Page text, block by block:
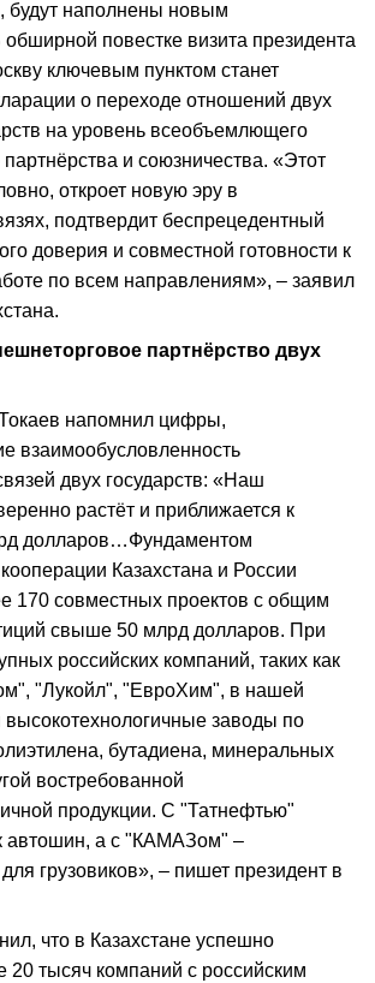
будут наполнены новым
повестке визита президента
ключевым пунктом станет
о переходе отношений двух
на уровень всеобъемлющего
партнёрства и союзничества. «Этот
откроет новую эру в
подтвердит беспрецедентный
доверия и совместной готовности к
по всем направлениям», – заявил
партнёрство двух
напомнил цифры,
взаимообусловленность
двух государств: «Наш
растёт и приближается к
долларов…Фундаментом
Казахстана и России
170 совместных проектов с общим
свыше 50 млрд долларов. При
российских компаний, таких как
"Лукойл", "ЕвроХим", в нашей
высокотехнологичные заводы по
бутадиена, минеральных
востребованной
продукции. С "Татнефтью"
автошин, а с "КАМАЗом" –
грузовиков», – пишет президент в
что в Казахстане успешно
тысяч компаний с российским